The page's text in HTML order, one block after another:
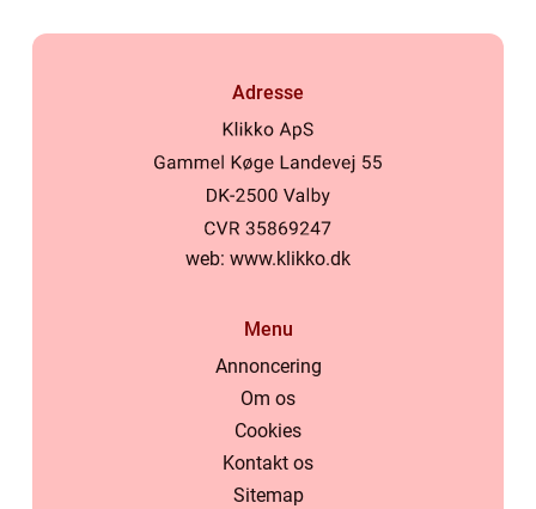
Adresse
web: www.klikko.dk
Menu
Annoncering
Om os
Cookies
Kontakt os
Sitemap